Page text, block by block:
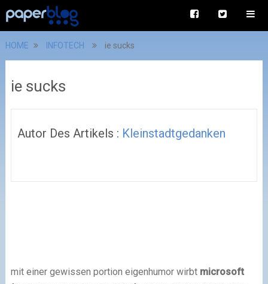
HOME INFOTECH ie sucks
ie sucks
Autor Des Artikels : Kleinstadtgedanken
mit einer gewissen portion eigenhumor wirbt microsoft